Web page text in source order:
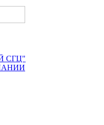
СГЦ"